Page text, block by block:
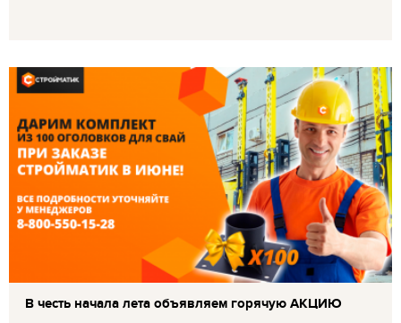
В честь начала лета объявляем горячую АКЦИЮ